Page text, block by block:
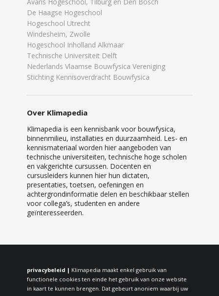
De Haagse Hogeschool
Hogeschool Utrecht
Windesheim, Zwolle
Hogeschool Inholland Alkmaar
Technische Universiteit Delft
Nederlands Vlaamse Bouwfysica Vereniging
Stichting Kennisoverdracht Bouwfysica
Over Klimapedia
Klimapedia is een kennisbank voor bouwfysica,
binnenmilieu, installaties en duurzaamheid. Les- en
kennismateriaal worden hier aangeboden van
technische universiteiten, technische hoge scholen
en vakgerichte cursussen. Docenten en
cursusleiders kunnen hier hun dictaten,
presentaties, toetsen, oefeningen en
achtergrondinformatie delen en beschikbaar stellen
voor collega’s, studenten en andere
geïnteresseerden.
privacybeleid | Klimapedia maakt enkel gebruik van
functionele cookies ten einde het gebruik van onze website
in kaart te kunnen brengen. Dat gebeurt anoniem waarbij uw